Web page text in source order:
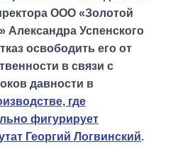
ООО «Золотой
Александра Успенского
освободить его от
в связи с
давности в
где
фигурирует
Георгий Логвинский.